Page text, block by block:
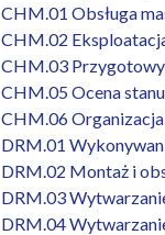
CHM.01 Obsługa
CHM.02
CHM.03
CHM.05 Ocena
CHM.06
DRM.01
DRM.02 Montaż i
DRM.03
DRM.04